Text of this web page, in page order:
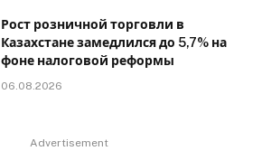
Рост розничной торговли в
Казахстане замедлился до 5,7% на
фоне налоговой реформы
06.08.2026
Advertisement